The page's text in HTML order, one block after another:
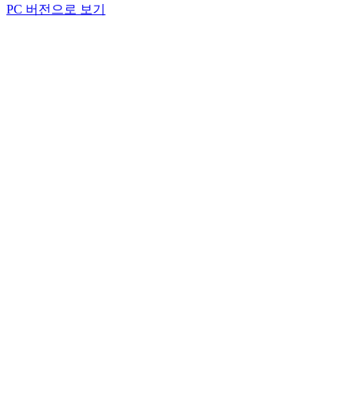
PC 버전으로 보기